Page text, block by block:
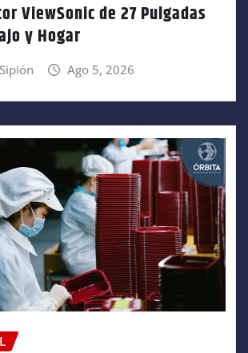
ViewSonic de 27 Pulgadas
y Hogar
Ago 5, 2026